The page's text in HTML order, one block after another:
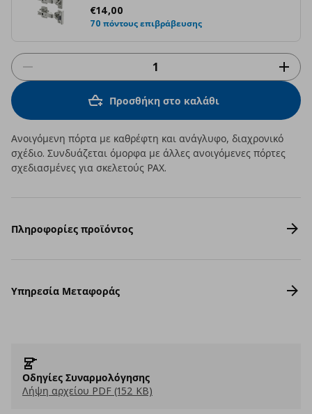
€14,00
Τρέχουσα τιμή
70 πόντους επιβράβευσης
Προσθήκη στο καλάθι
Ανοιγόμενη πόρτα με καθρέφτη και ανάγλυφο, διαχρονικό
σχέδιο. Συνδυάζεται όμορφα με άλλες ανοιγόμενες πόρτες
σχεδιασμένες για σκελετούς PAX.
Πληροφορίες προϊόντος
Υπηρεσία Μεταφοράς
Οδηγίες Συναρμολόγησης
Λήψη αρχείου PDF (152 KB)